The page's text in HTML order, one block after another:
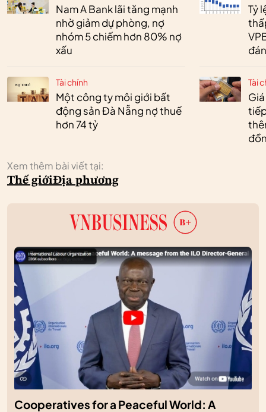
Nam A Bank lãi tăng mạnh
nhờ giảm dự phòng, nợ
nhóm 5 chiếm hơn 80% nợ
xấu
Tài chính
Một công ty môi giới bất
động sản Đà Nẵng nợ thuế
hơn 74 tỷ
Tỷ
Tài
Xem thêm bài viết tại:
Thế giớiĐịa phương
Cooperatives for a Peaceful World: A